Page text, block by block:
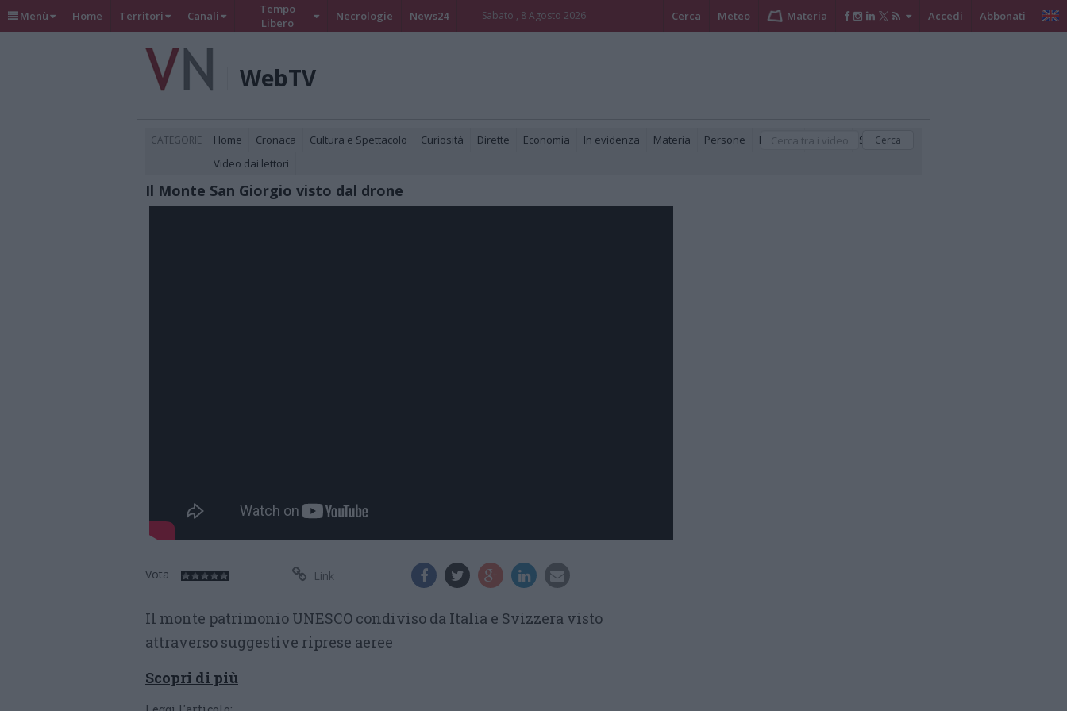
Menù Home Territori Canali
Tempo
Libero
Necrologie News24 Sabato , 8 Agosto 2026 Cerca Meteo Materia Accedi Abbonati
WebTV
CATEGORIE Home Cronaca Cultura e Spettacolo Curiosità Dirette Economia In evidenza Materia Persone Podcast Politica
Sport
Video dai lettori
Il Monte San Giorgio visto dal drone
Vota Link
Il monte patrimonio UNESCO condiviso da Italia e Svizzera visto
attraverso suggestive riprese aeree
Scopri di più